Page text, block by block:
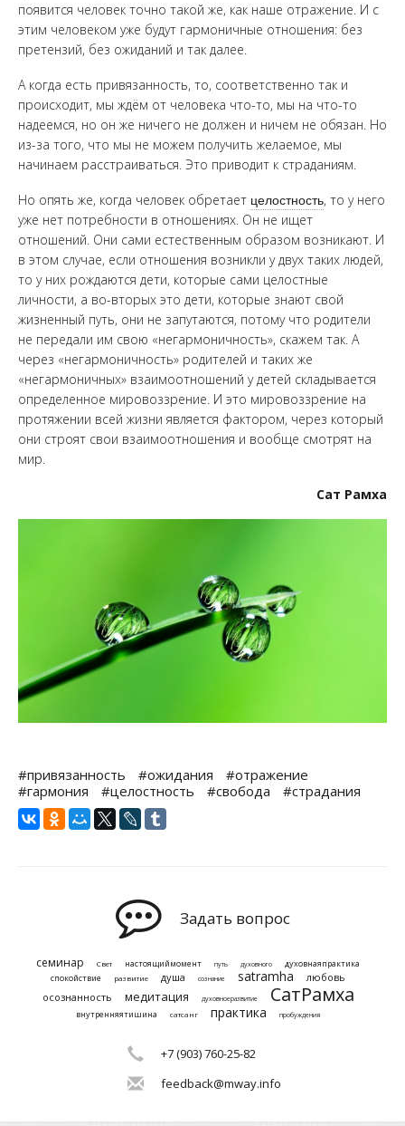
появится человек точно такой же, как наше отражение. И с
этим человеком уже будут гармоничные отношения: без
претензий, без ожиданий и так далее.
А когда есть привязанность, то, соответственно так и
происходит, мы ждём от человека что-то, мы на что-то
надеемся, но он же ничего не должен и ничем не обязан. Но
из-за того, что мы не можем получить желаемое, мы
начинаем расстраиваться. Это приводит к страданиям.
Но опять же, когда человек обретает целостность, то у него
уже нет потребности в отношениях. Он не ищет
отношений. Они сами естественным образом возникают. И
в этом случае, если отношения возникли у двух таких людей,
то у них рождаются дети, которые сами целостные
личности, а во-вторых это дети, которые знают свой
жизненный путь, они не запутаются, потому что родители
не передали им свою «негармоничность», скажем так. А
через «негармоничность» родителей и таких же
«негармоничных» взаимоотношений у детей складывается
определенное мировоззрение. И это мировоззрение на
протяжении всей жизни является фактором, через который
они строят свои взаимоотношения и вообще смотрят на
мир.
Сат Рамха
#привязанность #ожидания
#отражение
#гармония
#целостность #свобода #страдания
Задать вопрос
семинар Свет настоящиймомент путь духовного
духовнаяпрактика
спокойствие
развитие душа сознание satramha
любовь
осознанность
медитация духовноеразвитие СатРамха
внутренняятишина сатсанг практика пробуждения
+7 (903) 760-25-82
feedback@mway.info